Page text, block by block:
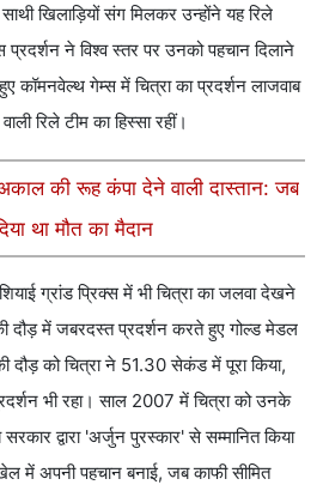
खिलाड़ियों संग मिलकर उन्होंने यह रिले
ने विश्व स्तर पर उनको पहचान दिलाने
कॉमनवेल्थ गेम्स में चित्रा का प्रदर्शन लाजवाब
रिले टीम का हिस्सा रहीं।
अकाल की रूह कंपा देने वाली दास्तान: जब
था मौत का मैदान
ग्रांड प्रिक्स में भी चित्रा का जलवा देखने
दौड़ में जबरदस्त प्रदर्शन करते हुए गोल्ड मेडल
दौड़ को चित्रा ने 51.30 सेकंड में पूरा किया,
भी रहा। साल 2007 में चित्रा को उनके
द्वारा 'अर्जुन पुरस्कार' से सम्मानित किया
में अपनी पहचान बनाई, जब काफी सीमित